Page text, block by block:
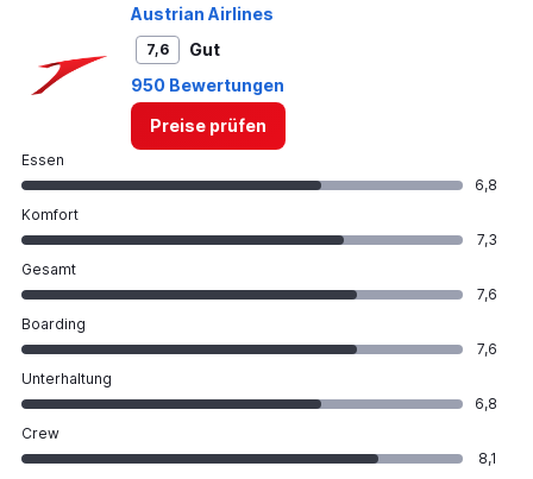
Austrian Airlines
7,6
Gut
950 Bewertungen
Preise prüfen
Essen
6,8
Komfort
7,3
Gesamt
7,6
Boarding
7,6
Unterhaltung
6,8
Crew
8,1